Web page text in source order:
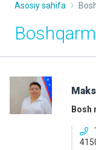
Asosiy sahifa
Bosh